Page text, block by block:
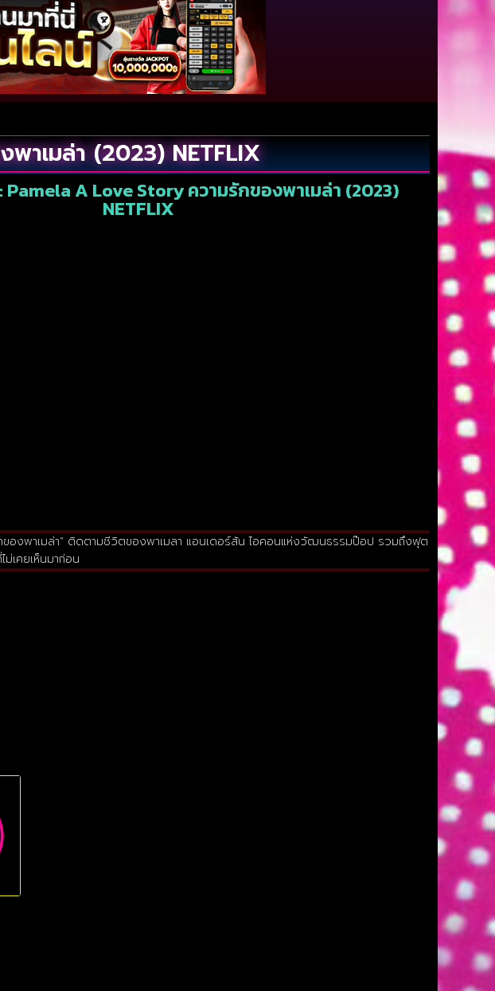
าเมล่า (2023) NETFLIX
A Love Story ความรักของพาเมล่า (2023)
NETFLIX
องพาเมล่า” ติดตามชีวิตของพาเมลา แอนเดอร์สัน ไอคอนแห่งวัฒนธรรมป๊อป รวมถึงฟุต
เคยเห็นมาก่อน